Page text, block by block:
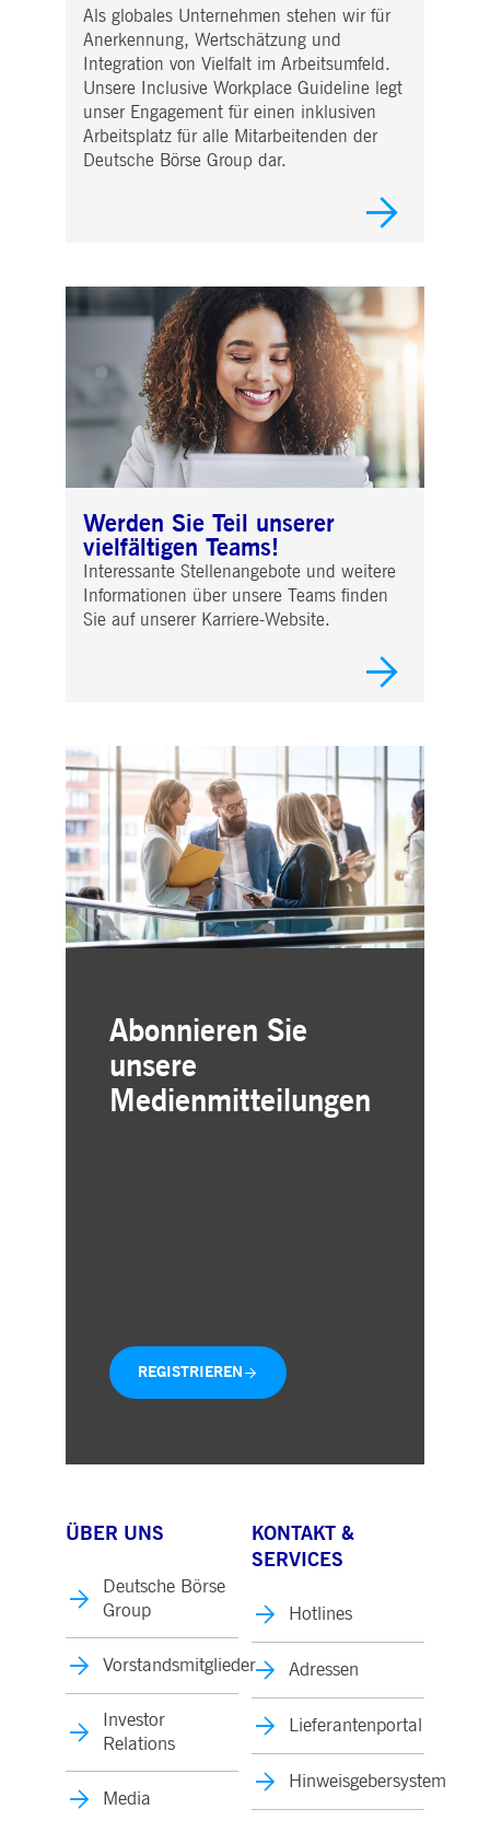
Als globales Unternehmen stehen wir für
Anerkennung, Wertschätzung und
Integration von Vielfalt im Arbeitsumfeld.
Unsere Inclusive Workplace Guideline legt
unser Engagement für einen inklusiven
Arbeitsplatz für alle Mitarbeitenden der
Deutsche Börse Group dar.
Werden Sie Teil unserer
vielfältigen Teams!
Interessante Stellenangebote und weitere
Informationen über unsere Teams finden
Sie auf unserer Karriere-Website.
Abonnieren Sie
unsere
Medienmitteilungen
REGISTRIEREN
ÜBER UNS
Deutsche Börse
Group
Vorstandsmitglieder
Investor
Relations
Media
KONTAKT &
SERVICES
Hotlines
Adressen
Lieferantenportal
Hinweisgebersystem